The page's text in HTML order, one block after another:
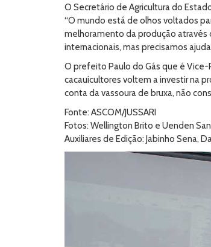
O Secretário de Agricultura do
“O mundo está de olhos voltados
melhoramento da produção através
internacionais, mas precisamos
O prefeito Paulo do Gás que é
cacauicultores voltem a investir na
conta da vassoura de bruxa, não
Fonte: ASCOM/JUSSARI
Fotos: Wellington Brito e Uenden
Auxiliares de Edição: Jabinho Sena,